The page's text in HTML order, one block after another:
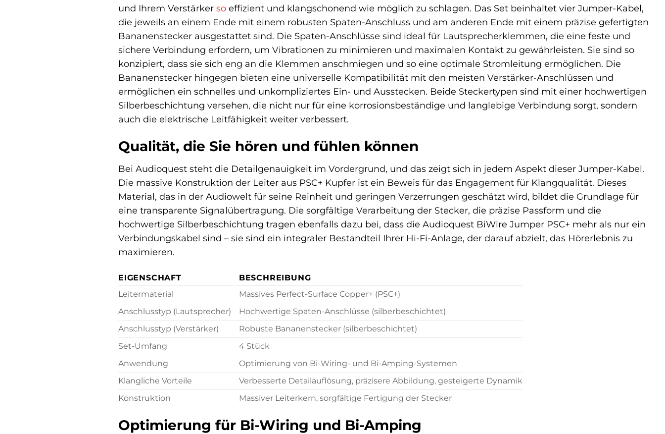
und Ihrem Verstärker so effizient und klangschonend wie möglich zu schlagen. Das Set beinhaltet vier Jumper-Kabel,
die jeweils an einem Ende mit einem robusten Spaten-Anschluss und am anderen Ende mit einem präzise gefertigten
Bananenstecker ausgestattet sind. Die Spaten-Anschlüsse sind ideal für Lautsprecherklemmen, die eine feste und
sichere Verbindung erfordern, um Vibrationen zu minimieren und maximalen Kontakt zu gewährleisten. Sie sind so
konzipiert, dass sie sich eng an die Klemmen anschmiegen und so eine optimale Stromleitung ermöglichen. Die
Bananenstecker hingegen bieten eine universelle Kompatibilität mit den meisten Verstärker-Anschlüssen und
ermöglichen ein schnelles und unkompliziertes Ein- und Ausstecken. Beide Steckertypen sind mit einer hochwertigen
Silberbeschichtung versehen, die nicht nur für eine korrosionsbeständige und langlebige Verbindung sorgt, sondern
auch die elektrische Leitfähigkeit weiter verbessert.
Qualität, die Sie hören und fühlen können
Bei Audioquest steht die Detailgenauigkeit im Vordergrund, und das zeigt sich in jedem Aspekt dieser Jumper-Kabel.
Die massive Konstruktion der Leiter aus PSC+ Kupfer ist ein Beweis für das Engagement für Klangqualität. Dieses
Material, das in der Audiowelt für seine Reinheit und geringen Verzerrungen geschätzt wird, bildet die Grundlage für
eine transparente Signalübertragung. Die sorgfältige Verarbeitung der Stecker, die präzise Passform und die
hochwertige Silberbeschichtung tragen ebenfalls dazu bei, dass die Audioquest BiWire Jumper PSC+ mehr als nur ein
Verbindungskabel sind – sie sind ein integraler Bestandteil Ihrer Hi-Fi-Anlage, der darauf abzielt, das Hörerlebnis zu
maximieren.
EIGENSCHAFT
BESCHREIBUNG
Leitermaterial
Massives Perfect-Surface Copper+ (PSC+)
Anschlusstyp (Lautsprecher)
Hochwertige Spaten-Anschlüsse (silberbeschichtet)
Anschlusstyp (Verstärker)
Robuste Bananenstecker (silberbeschichtet)
Set-Umfang
4 Stück
Anwendung
Optimierung von Bi-Wiring- und Bi-Amping-Systemen
Klangliche Vorteile
Verbesserte Detailauflösung, präzisere Abbildung, gesteigerte Dynamik
Konstruktion
Massiver Leiterkern, sorgfältige Fertigung der Stecker
Optimierung für Bi-Wiring und Bi-Amping